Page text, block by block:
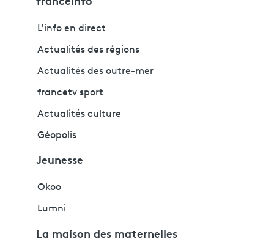
L'info en direct
Actualités des régions
Actualités des outre-mer
francetv sport
Actualités culture
Géopolis
Jeunesse
Okoo
Lumni
La maison des maternelles